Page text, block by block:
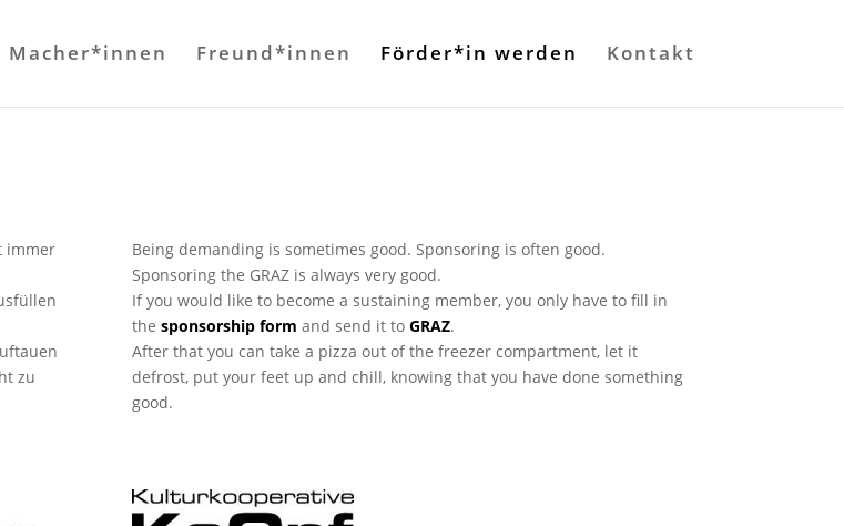
Macher*innen Freund*innen Förder*in werden Kontakt
immer
zu
Being demanding is sometimes good. Sponsoring is often good.
Sponsoring the GRAZ is always very good.
If you would like to become a sustaining member, you only have to fill in
the sponsorship form and send it to GRAZ.
After that you can take a pizza out of the freezer compartment, let it
defrost, put your feet up and chill, knowing that you have done something
good.